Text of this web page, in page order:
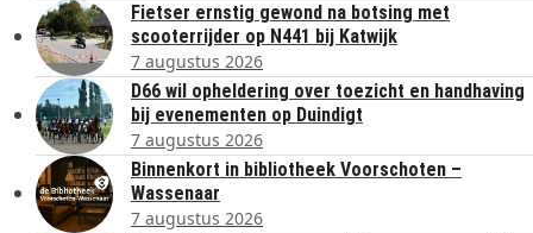
Fietser ernstig gewond na botsing met
scooterrijder op N441 bij Katwijk
7 augustus 2026
D66 wil opheldering over toezicht en handhaving
bij evenementen op Duindigt
7 augustus 2026
Binnenkort in bibliotheek Voorschoten –
Wassenaar
7 augustus 2026